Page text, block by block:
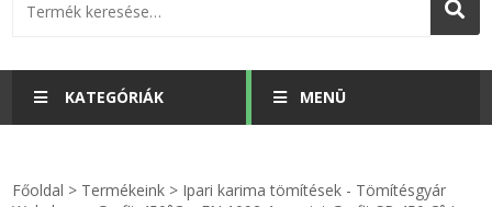
KATEGÓRIÁK MENÜ
Főoldal > Termékeink > Ipari karima tömítések - Tömítésgyár